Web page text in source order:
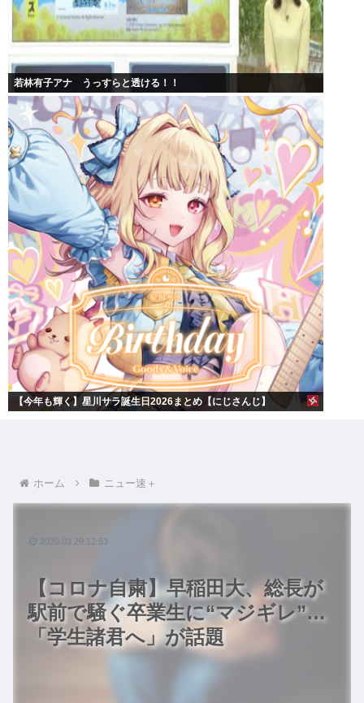
若林有子アナ うっすらと透ける！！
【今年も輝く】星川サラ誕生日2026まとめ【にじさんじ】
ホーム ニュー速＋
【コロナ自粛】早稲田大、総長が
駅前で騒ぐ卒業生に“マジギレ”…
「学生諸君へ」が話題
2020.03.29 12:53